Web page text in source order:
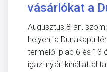
vásárlókat a
Augusztus 8-án,
helyen, a Dunakapu
termelői piac 6 és 13
igazi nyári kínállattal